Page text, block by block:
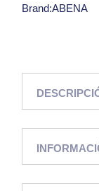
Brand:ABENA